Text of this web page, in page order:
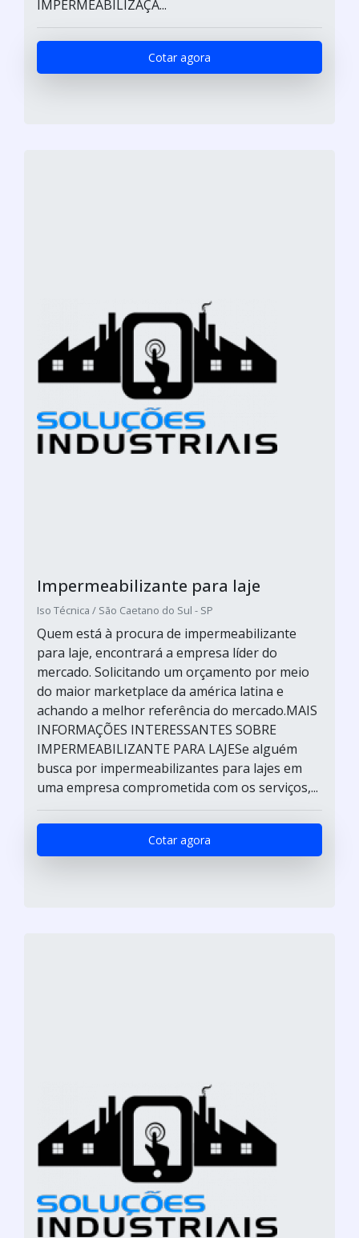
IMPERMEABILIZAÇÃ...
Cotar agora
Impermeabilizante para laje
Iso Técnica / São Caetano do Sul - SP
Quem está à procura de impermeabilizante
para laje, encontrará a empresa líder do
mercado. Solicitando um orçamento por meio
do maior marketplace da américa latina e
achando a melhor referência do mercado.MAIS
INFORMAÇÕES INTERESSANTES SOBRE
IMPERMEABILIZANTE PARA LAJESe alguém
busca por impermeabilizantes para lajes em
uma empresa comprometida com os serviços,...
Cotar agora